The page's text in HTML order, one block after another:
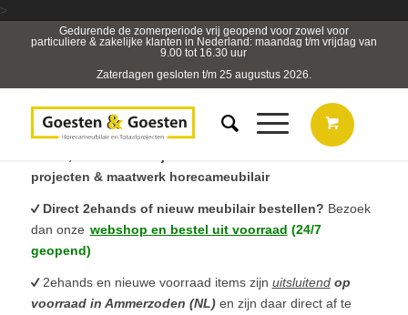
>
Gedurende de zomerperiode vrij geopend voor zowel voor
particuliere & zakelijke klanten in Nederland: maandag t/m vrijdag van
9.00 tot 16.30 uur
Zaterdagen gesloten t/m 25 augustus 2026.
projecten & maatwerk horecameubilair
Direct 2ehands of nieuw meubilair bestellen? Bezoek
dan onze webshop en bestel uit voorraad (24/7
geopend)
2ehands en nieuwe voorraad items zijn uitsluitend op
voorraad in Ammerzoden (NL)en zijn daar direct af te